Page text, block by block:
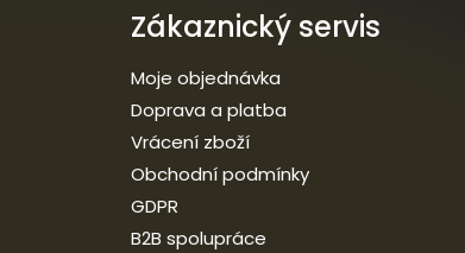
Zákaznický servis
Moje objednávka
Doprava a platba
Vrácení zboží
Obchodní podmínky
GDPR
B2B spolupráce